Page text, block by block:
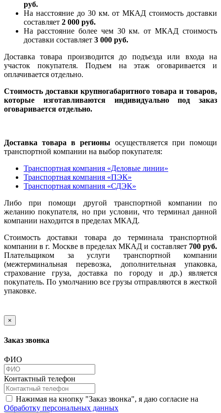
руб.
На насcтояние до 30 км. от МКАД стоимость доставки
составляет 2 000 руб.
На расстояние более чем 30 км. от МКАД стоимость
доставки составляет 3 000 руб.
Доставка товара производится до подъезда или входа на
участок покупателя. Подъем на этаж оговаривается и
оплачивается отдельно.
Стоимость доставки крупногабаритного товара и товаров,
которые изготавливаются индивидуально под заказ
оговаривается отдельно.
Доставка товара в регионы осуществляется при помощи
транспортной компании на выбор покупателя:
Транспортная компания «Деловые линии»
Транспортная компания «ПЭК»
Транспортная компания «СДЭК»
Либо при помощи другой транспортной компании по
желанию покупателя, но при условии, что терминал данной
компании находится в пределах МКАД.
Стоимость доставки товара до терминала транспортной
компании в г. Москве в пределах МКАД и составляет 700 руб.
Плательщиком за услуги транспортной компании
(межтерминальная перевозка, дополнительная упаковка,
страхование груза, доставка по городу и др.) является
покупатель. По умолчанию все грузы отправляются в жесткой
упаковке.
×
Заказ звонка
ФИО
Контактный телефон
Нажимая на кнопку "Заказ звонка", я даю согласие на
Обработку персональных данных